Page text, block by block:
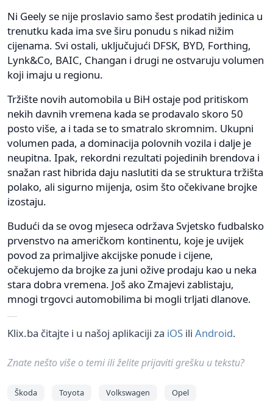
Ni Geely se nije proslavio samo šest prodatih jedinica u
trenutku kada ima sve širu ponudu s nikad nižim
cijenama. Svi ostali, uključujući DFSK, BYD, Forthing,
Lynk&Co, BAIC, Changan i drugi ne ostvaruju volumen
koji imaju u regionu.
Tržište novih automobila u BiH ostaje pod pritiskom
nekih davnih vremena kada se prodavalo skoro 50
posto više, a i tada se to smatralo skromnim. Ukupni
volumen pada, a dominacija polovnih vozila i dalje je
neupitna. Ipak, rekordni rezultati pojedinih brendova i
snažan rast hibrida daju naslutiti da se struktura tržišta
polako, ali sigurno mijenja, osim što očekivane brojke
izostaju.
Budući da se ovog mjeseca održava Svjetsko fudbalsko
prvenstvo na američkom kontinentu, koje je uvijek
povod za primaljive akcijske ponude i cijene,
očekujemo da brojke za juni ožive prodaju kao u neka
stara dobra vremena. Još ako Zmajevi zablistaju,
mnogi trgovci automobilima bi mogli trljati dlanove.
Klix.ba čitajte i u našoj aplikaciji za iOS ili Android.
Znate nešto više o temi ili želite prijaviti grešku u tekstu?
Škoda Toyota Volkswagen
Opel